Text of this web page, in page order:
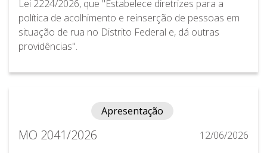
Lei 2224/2026, que "Estabelece diretrizes para a
política de acolhimento e reinserção de pessoas em
situação de rua no Distrito Federal e, dá outras
providências".
Apresentação
MO 2041/2026
12/06/2026